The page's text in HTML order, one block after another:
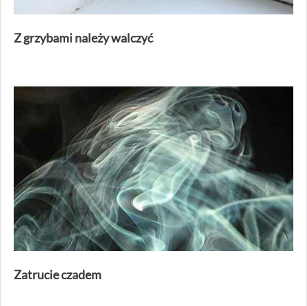
Z grzybami należy walczyć
Zatrucie czadem